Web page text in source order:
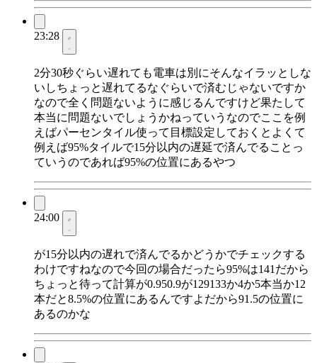
23:28
2分30秒ぐらい遅れても電車は別にそんなイラッとしな
いしちょっと遅れてるなぐらいで済むじゃないですか
なので全く問題ないように感じるんですけど果たして
本当に問題ないでしょうかねっていうなのでここを例
えばパーセンタイル使って目標設定しておくとよくて
例えば95%タイルで15分以内の遅延で済んでることっ
ていうのであれば95%の位置にあるやつ
24:00
が15分以内の遅れで済んでるかどうかでチェックする
わけですねなので今回の場合だったら95%は141だから
ちょっと待って計算が0.950.9が129133か4か5本当か12
本だと8.5%の位置にあるんですよだから91.5の位置に
あるのかな